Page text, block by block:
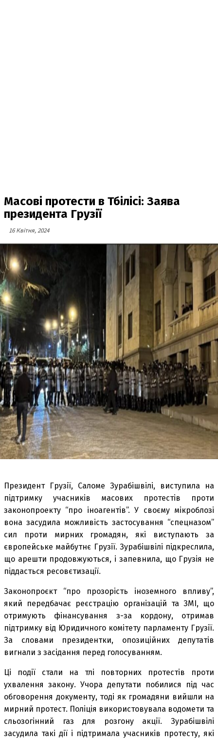
Масові протести в Тбілісі: Заява
президента Грузії
16 Квітня, 2024
Президент Грузії, Саломе Зурабішвілі, виступила на
підтримку учасників масових протестів проти
законопроекту “про іноагентів”. У своєму мікроблозі
вона засудила можливість застосування “спецназом”
сил проти мирних громадян, які виступають за
європейське майбутнє Грузії. Зурабішвілі підкреслила,
що арешти продовжуються, і запевнила, що Грузія не
піддасться ресовєтизації.
Законопроєкт “про прозорість іноземного впливу”,
який передбачає реєстрацію організацій та ЗМІ, що
отримують фінансування з-за кордону, отримав
підтримку від Юридичного комітету парламенту Грузії.
За словами президентки, опозиційних депутатів
вигнали з засідання перед голосуванням.
Ці події стали на тлі повторних протестів проти
ухвалення закону. Учора депутати побилися під час
обговорення документу, тоді як громадяни вийшли на
мирний протест. Поліція використовувала водомети та
сльозогінний газ для розгону акції. Зурабішвілі
засудила такі дії і підтримала учасників протесту, які